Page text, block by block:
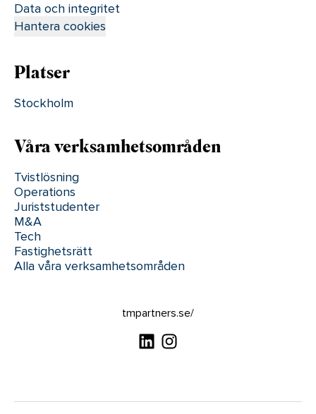
Data och integritet
Hantera cookies
Platser
Stockholm
Våra verksamhetsområden
Tvistlösning
Operations
Juriststudenter
M&A
Tech
Fastighetsrätt
Alla våra verksamhetsområden
tmpartners.se/